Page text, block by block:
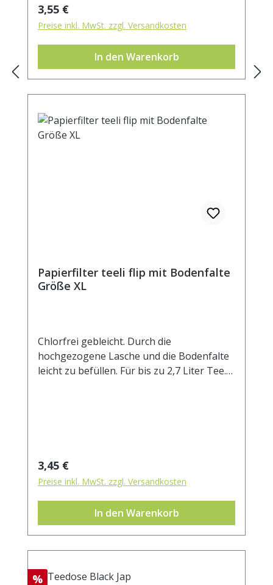
Regulärer Preis:
3,55 €
Preise inkl. MwSt. zzgl. Versandkosten
In den Warenkorb
Papierfilter teeli flip mit Bodenfalte
Größe XL
Chlorfrei gebleicht. Durch die
hochgezogene Lasche und die Bodenfalte
leicht zu befüllen. Für bis zu 2,7 Liter Tee.
Regulärer Preis:
3,45 €
Preise inkl. MwSt. zzgl. Versandkosten
In den Warenkorb
Rabatt
%